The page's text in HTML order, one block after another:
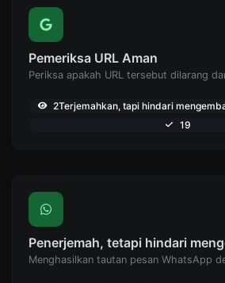
Pemeriksa URL Aman
2Terjemahkan, tapi hindari
19
Menghasilkan tautan pesan WhatsApp